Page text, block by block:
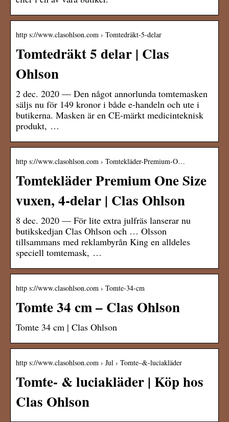
http s://www.clasohlson.com › Tomtedräkt-5-delar
Tomtedräkt 5 delar | Clas
Ohlson
2 dec. 2020 — Den något annorlunda tomtemasken
säljs nu för 149 kronor i både e-handeln och ute i
butikerna. Masken är en CE-märkt medicinteknisk
produkt, …
http s://www.clasohlson.com › Tomtekläder-Premium-O…
Tomtekläder Premium One Size
vuxen, 4-delar | Clas Ohlson
8 dec. 2020 — För lite extra julfräs lanserar nu
butikskedjan Clas Ohlson och … Olsson
tillsammans med reklambyrån King en alldeles
speciell tomtemask, …
http s://www.clasohlson.com › Tomte-34-cm
Tomte 34 cm – Clas Ohlson
Tomte 34 cm | Clas Ohlson
http s://www.clasohlson.com › Jul › Tomte–&-luciakläder
Tomte- & luciakläder | Köp hos
Clas Ohlson